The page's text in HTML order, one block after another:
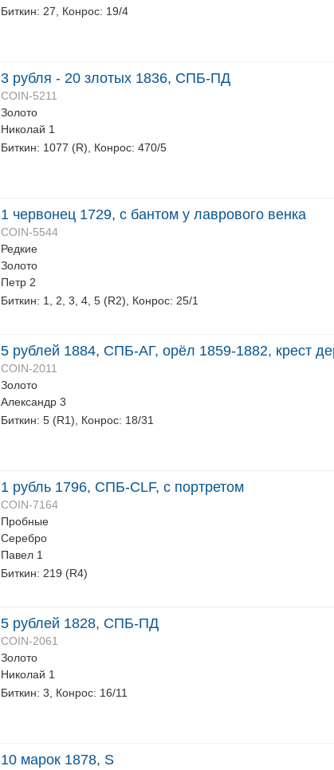
Биткин: 27, Конрос: 19/4
3 рубля - 20 злотых 1836, СПБ-ПД
COIN-5211
Золото
Николай 1
Биткин: 1077 (R), Конрос: 470/5
1 червонец 1729, с бантом у лаврового венка
COIN-5544
Редкие
Золото
Петр 2
Биткин: 1, 2, 3, 4, 5 (R2), Конрос: 25/1
5 рублей 1884, СПБ-АГ, орёл 1859-1882, крест
COIN-2011
Золото
Александр 3
Биткин: 5 (R1), Конрос: 18/31
1 рубль 1796, СПБ-CLF, с портретом
COIN-7164
Пробные
Серебро
Павел 1
Биткин: 219 (R4)
5 рублей 1828, СПБ-ПД
COIN-2061
Золото
Николай 1
Биткин: 3, Конрос: 16/11
10 марок 1878, S